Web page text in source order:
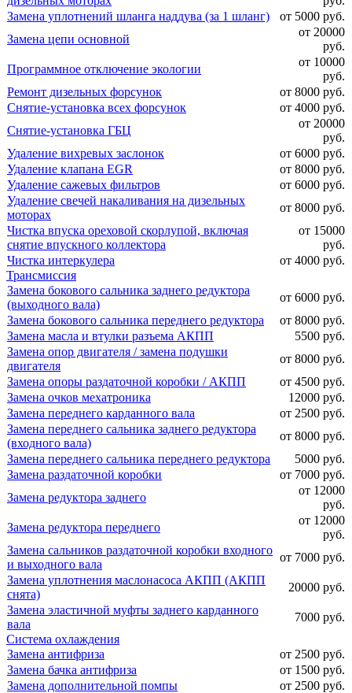
Замена уплотнений шланга наддува (за 1 шланг)
от 5000 руб.
Замена цепи основной
от 20000
руб.
Программное отключение экологии
от 10000
руб.
Ремонт дизельных форсунок
от 8000 руб.
Снятие-установка всех форсунок
от 4000 руб.
Снятие-установка ГБЦ
от 20000
руб.
Удаление вихревых заслонок
от 6000 руб.
Удаление клапана EGR
от 8000 руб.
Удаление сажевых фильтров
от 6000 руб.
Удаление свечей накаливания на дизельных
моторах
от 8000 руб.
Чистка впуска ореховой скорлупой, включая
снятие впускного коллектора
от 15000
руб.
Чистка интеркулера
от 4000 руб.
Трансмиссия
Замена бокового сальника заднего редуктора
(выходного вала)
от 6000 руб.
Замена бокового сальника переднего редуктора
от 8000 руб.
Замена масла и втулки разъема АКПП
5500 руб.
Замена опор двигателя / замена подушки
двигателя
от 8000 руб.
Замена опоры раздаточной коробки / АКПП
от 4500 руб.
Замена очков мехатроника
12000 руб.
Замена переднего карданного вала
от 2500 руб.
Замена переднего сальника заднего редуктора
(входного вала)
от 8000 руб.
Замена переднего сальника переднего редуктора
5000 руб.
Замена раздаточной коробки
от 7000 руб.
Замена редуктора заднего
от 12000
руб.
Замена редуктора переднего
от 12000
руб.
Замена сальников раздаточной коробки входного
и выходного вала
от 7000 руб.
Замена уплотнения маслонасоса АКПП (АКПП
снята)
20000 руб.
Замена эластичной муфты заднего карданного
вала
7000 руб.
Система охлаждения
Замена антифриза
от 2500 руб.
Замена бачка антифриза
от 1500 руб.
Замена дополнительной помпы
от 2500 руб.